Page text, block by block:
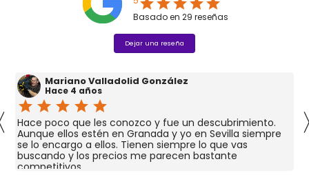
starstarstarstarstar
Basado en 29 reseñas
Dejar una reseña
Mariano Valladolid González
Hace 4 años
star star star star star
Hace poco que les conozco y fue un descubrimiento.
Aunque ellos estén en Granada y yo en Sevilla siempre
se lo encargo a ellos. Tienen siempre lo que vas
buscando y los precios me parecen bastante
competitivos.